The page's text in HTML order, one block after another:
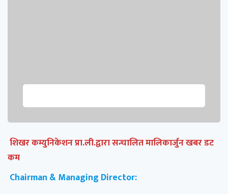
शिखर कम्युनिकेशन प्रा.ली.द्वारा सन्चालित मालिकार्जुन खबर डट
कम
Chairman & Managing Director: